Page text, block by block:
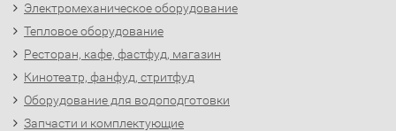
Электромеханическое оборудование
Тепловое оборудование
Ресторан, кафе, фастфуд, магазин
Кинотеатр, фанфуд, стритфуд
Оборудование для водоподготовки
Запчасти и комплектующие